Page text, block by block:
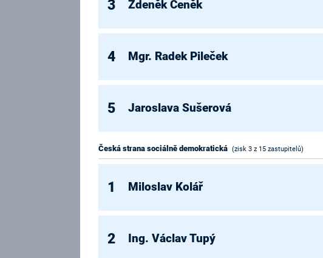
3 Zdeněk Čeněk
4 Mgr. Radek Pileček
5 Jaroslava Sušerová
Česká strana sociálně demokratická (zisk 3 z 15 zastupitelů)
1 Miloslav Kolář
2 Ing. Václav Tupý